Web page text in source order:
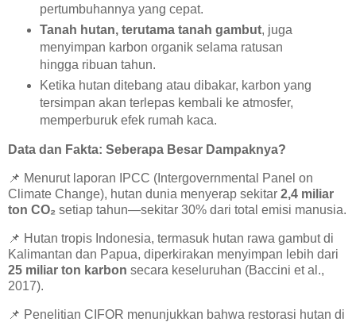
pertumbuhannya yang cepat.
Tanah hutan, terutama tanah gambut, juga
menyimpan karbon organik selama ratusan
hingga ribuan tahun.
Ketika hutan ditebang atau dibakar, karbon yang
tersimpan akan terlepas kembali ke atmosfer,
memperburuk efek rumah kaca.
Data dan Fakta: Seberapa Besar Dampaknya?
📌 Menurut laporan IPCC (Intergovernmental Panel on
Climate Change), hutan dunia menyerap sekitar 2,4 miliar
ton CO₂ setiap tahun—sekitar 30% dari total emisi manusia.
📌 Hutan tropis Indonesia, termasuk hutan rawa gambut di
Kalimantan dan Papua, diperkirakan menyimpan lebih dari
25 miliar ton karbon secara keseluruhan (Baccini et al.,
2017).
📌 Penelitian CIFOR menunjukkan bahwa restorasi hutan di